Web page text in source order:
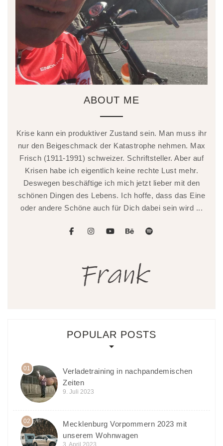
ABOUT ME
Krise kann ein produktiver Zustand sein. Man muss ihr
nur den Beigeschmack der Katastrophe nehmen. Max
Frisch (1911-1991) schweizer. Schriftsteller. Aber auf
Krisen habe ich eigentlich keine rechte Lust mehr.
Deswegen beschäftige ich mich jetzt lieber mit den
schönen Dingen des Lebens. Ich hoffe, dass das Eine
oder andere Schöne auch für Dich dabei sein wird ...
POPULAR POSTS
01
Verladetraining in nachpandemischen
Zeiten
9. Juli 2023
02
Mecklenburg Vorpommern 2023 mit
unserem Wohnwagen